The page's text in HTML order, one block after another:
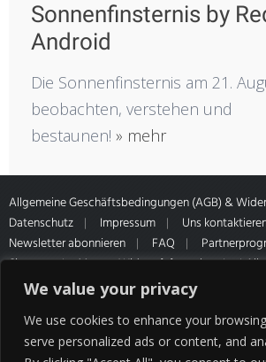
We value your privacy
We use cookies to enhance your
serve personalized ads or content, and
Sonnenfinsternis by
Android
Die Sonnenfinsternis am 21.
beobachten, verstehen und
bestaunen! » mehr
Allgemeine Geschäftsbedingungen (AGB) &
Datenschutz
Impressum
Uns
Newsletter abonnieren
FAQ
Sitemap
Muster-Widerrufsformular
*
gesetzl. MwSt. Zahlung- & Versandinformationen
Cookies erleichtern die